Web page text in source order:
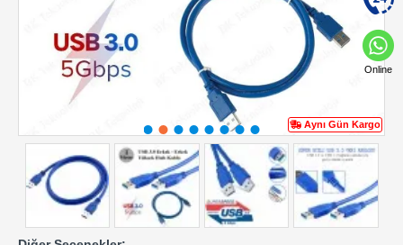
Aynı Gün Kargo
Online